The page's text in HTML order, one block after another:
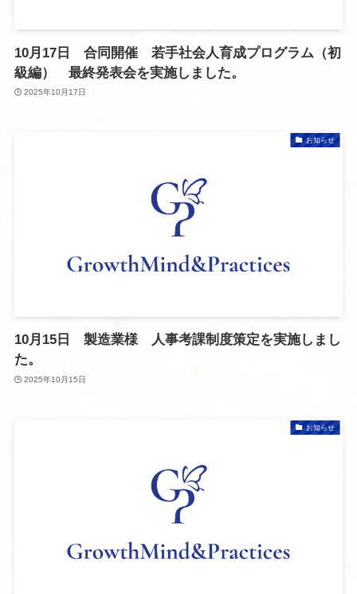
10月17日 合同開催 若手社会人育成プログラム（初
級編） 最終発表会を実施しました。
2025年10月17日
お知らせ
10月15日 製造業様 人事考課制度策定を実施しまし
た。
2025年10月15日
お知らせ